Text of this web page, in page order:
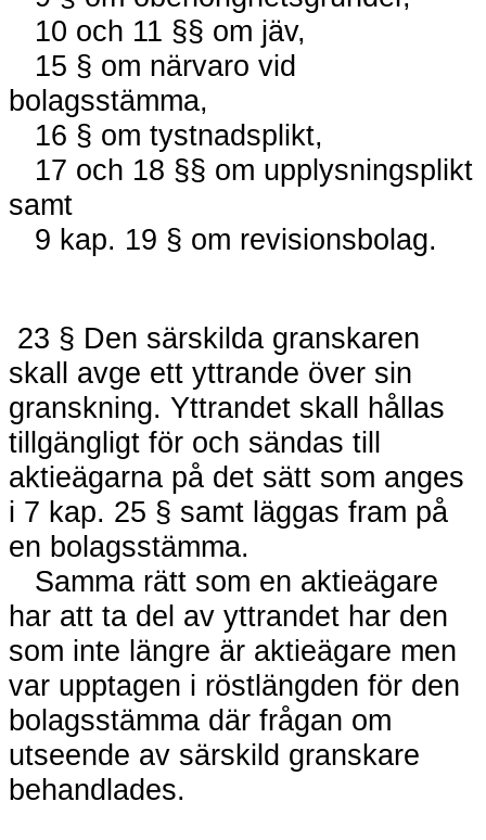
10 och 11 §§ om jäv,
15 § om närvaro vid
bolagsstämma,
16 § om tystnadsplikt,
17 och 18 §§ om upplysningsplikt
samt
9 kap. 19 § om revisionsbolag.
23 § Den särskilda granskaren
skall avge ett yttrande över sin
granskning. Yttrandet skall hållas
tillgängligt för och sändas till
aktieägarna på det sätt som anges
i 7 kap. 25 § samt läggas fram på
en bolagsstämma.
Samma rätt som en aktieägare
har att ta del av yttrandet har den
som inte längre är aktieägare men
var upptagen i röstlängden för den
bolagsstämma där frågan om
utseende av särskild granskare
behandlades.